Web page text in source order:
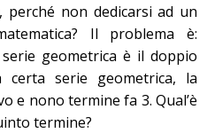
perché non dedicarsi ad un
Il problema è:
geometrica è il doppio
certa serie geometrica, la
e nono termine fa 3. Qual’è
termine?